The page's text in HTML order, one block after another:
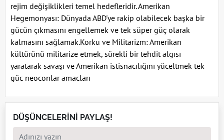
rejim değişiklikleri temel hedefleridir. Amerikan
Hegemonyası: Dünyada ABD'ye rakip olabilecek başka bir
gücün çıkmasını engellemek ve tek süper güç olarak
kalmasını sağlamak.Korku ve Militarizm: Amerikan
kültürünü militarize etmek, sürekli bir tehdit algısı
yaratarak savaşı ve Amerikan istisnacılığını yüceltmek tek
güc neoconlar amacları
DÜŞÜNCELERİNİ PAYLAŞ!